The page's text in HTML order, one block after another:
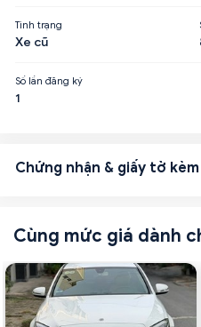
Tình trạng
Xe cũ
Số lần đăng ký
1
Chứng nhận & giấy tờ
Cùng mức giá dành